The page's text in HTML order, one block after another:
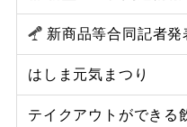
新商品等合同記者発
はしま元気まつり
テイクアウトができる